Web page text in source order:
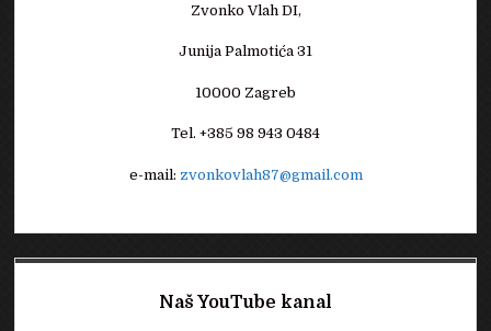
Zvonko Vlah DI,
Junija Palmotića 31
10000 Zagreb
Tel. +385 98 943 0484
e-mail: zvonkovlah87@gmail.com
Naš YouTube kanal